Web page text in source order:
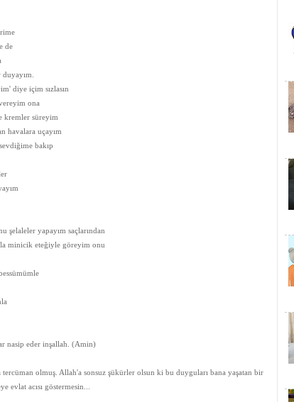
de
diye içim sızlasın
ona
kremler süreyim
havalara uçayım
bakıp
yapayım saçlarından
minicik eteğiyle göreyim onu
nasip eder inşallah. (Amin)
tercüman olmuş. Allah'a sonsuz şükürler olsun ki bu duyguları bana yaşatan bir
evlat acısı göstermesin...